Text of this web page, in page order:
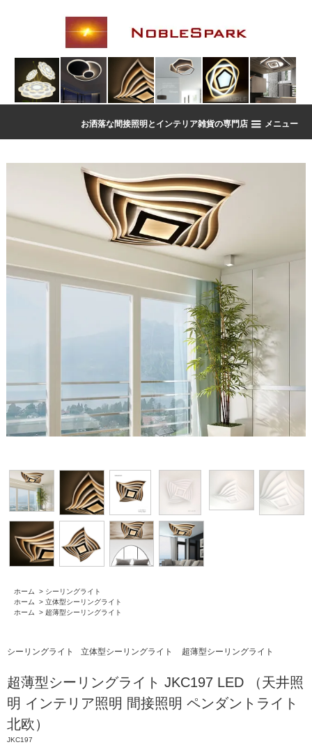
お洒落な間接照明とインテリア雑貨の専門店 メニュー
ホーム > シーリングライト
ホーム
> 立体型シーリングライト
ホーム
> 超薄型シーリングライト
シーリングライト 立体型シーリングライト 超薄型シーリングライト
超薄型シーリングライト JKC197 LED （天井照
明 インテリア照明 間接照明 ペンダントライト
北欧）
JKC197